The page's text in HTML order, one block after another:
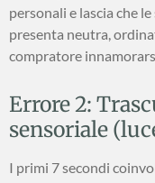
personali e lascia che
presenta neutra,
compratore
Errore 2:
sensoriale
I primi 7 secondi